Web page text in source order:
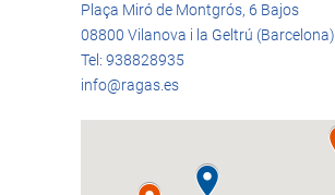
Plaça Miró de Montgrós, 6 Bajos
08800 Vilanova i la Geltrú (Barcelona)
Tel: 938828935
info@ragas.es